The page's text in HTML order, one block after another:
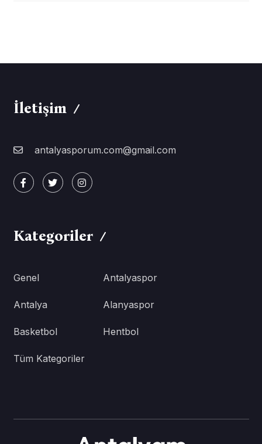
İletişim
antalyasporum.com@gmail.com
Kategoriler
Genel Antalyaspor
Antalya Alanyaspor
Basketbol Hentbol
Tüm Kategoriler